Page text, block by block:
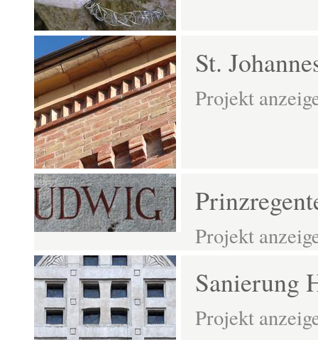
St.
Projekt
Projekt
Sanierung
Projekt